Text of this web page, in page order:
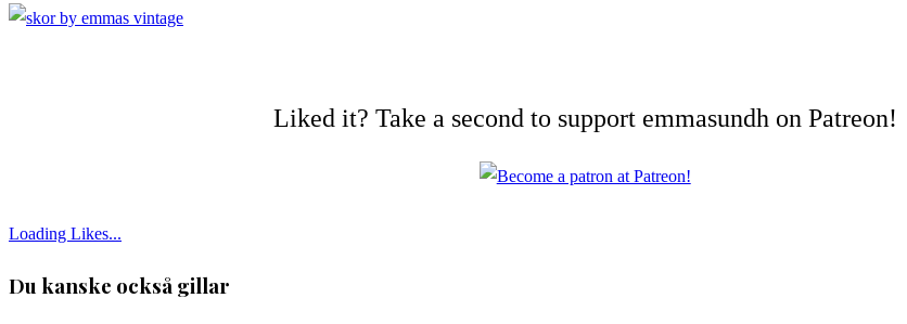
Liked it? Take a second to support emmasundh on Patreon!
Loading Likes...
Du kanske också gillar